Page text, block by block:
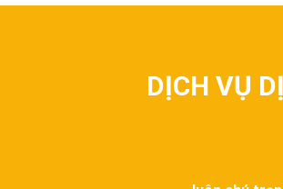
DỊCH VỤ